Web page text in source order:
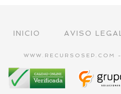
INICIO AVISO LEGAL
WWW.RECURSOSEP.COM